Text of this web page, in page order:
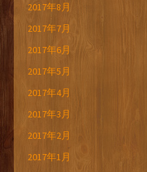
2017年8月
2017年7月
2017年6月
2017年5月
2017年4月
2017年3月
2017年2月
2017年1月